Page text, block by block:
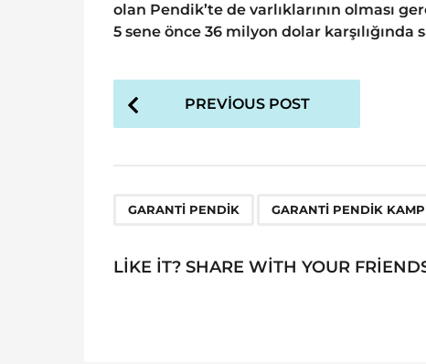
olan Pendik’te de varlıklarının olması
5 sene önce 36 milyon dolar karşılığında
P
o
P
g
PREVIOUS POST
GARANTI PENDIK GARANTI PENDIK
LIKE IT? SHARE WITH YOUR